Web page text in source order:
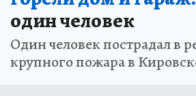
один человек
Один человек пострадал в
крупного пожара в